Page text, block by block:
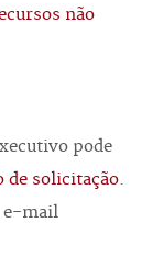
não
pode
solicitação.
e-mail